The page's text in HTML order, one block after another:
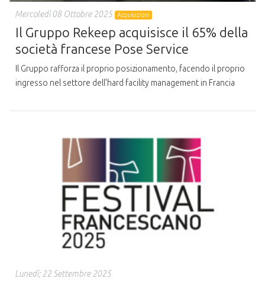
Mercoledì 08 Ottobre 2025 Acquisizioni
Il Gruppo Rekeep acquisisce il 65% della
società francese Pose Service
Il Gruppo rafforza il proprio posizionamento, facendo il proprio
ingresso nel settore dell'hard facility management in Francia
Lunedì; 22 Settembre 2025